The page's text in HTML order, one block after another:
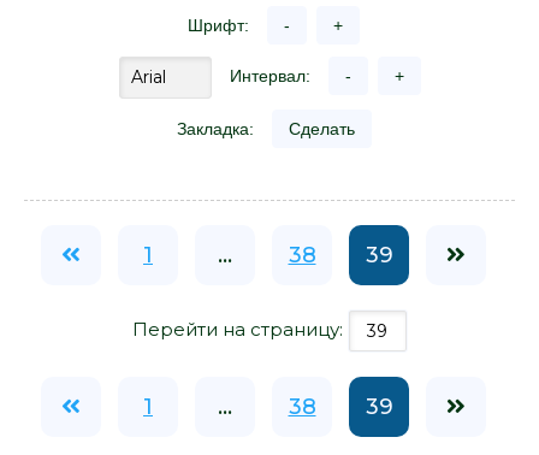
Шрифт: - +
Интервал: - +
Закладка: Сделать
1 ... 38 39
Перейти на страницу:
1 ... 38 39